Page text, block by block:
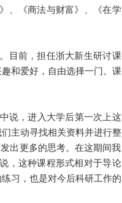
、《商法与财富》、《在学
目前，担任浙大新生研讨课
和爱好，自由选择一门。课
说，进入大学后第一次上这
主动寻找相关资料并进行整
出更多的思考。在这期间我
，这种课程形式相对于导论
习，也是对今后科研工作的